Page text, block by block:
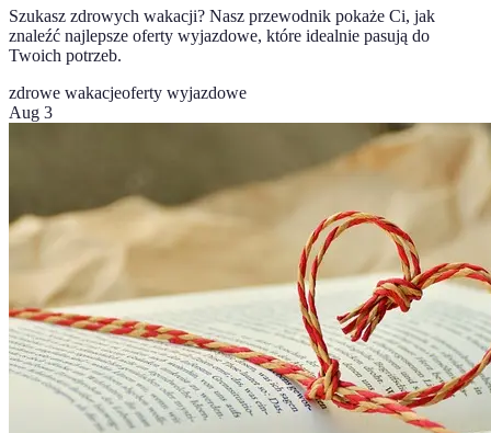
Szukasz zdrowych wakacji? Nasz przewodnik pokaże Ci, jak
znaleźć najlepsze oferty wyjazdowe, które idealnie pasują do
Twoich potrzeb.
zdrowe wakacjeoferty wyjazdowe
Aug 3